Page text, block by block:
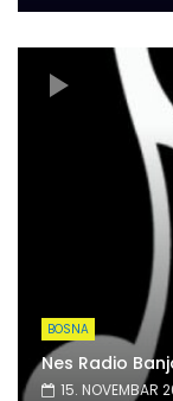
BOSNA
Nes Radio
15. NOVEMBAR